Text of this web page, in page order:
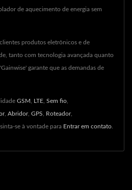
de aquecimento de energia sem
produtos eletrônicos e de
tanto com tecnologia avançada quanto
garante que as demandas de
GSM LTE Sem fio
, Abridor, GPS Roteador,
se à vontade para Entrar em contato